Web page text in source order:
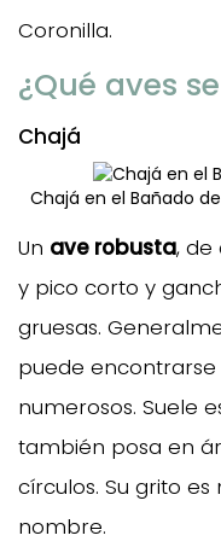
Coronilla.
¿Qué aves
Chajá
Chajá en el Bañado
Un ave robusta, de
y pico corto y
gruesas.
puede
numerosos. Suele
también posa en
círculos. Su grito
nombre.